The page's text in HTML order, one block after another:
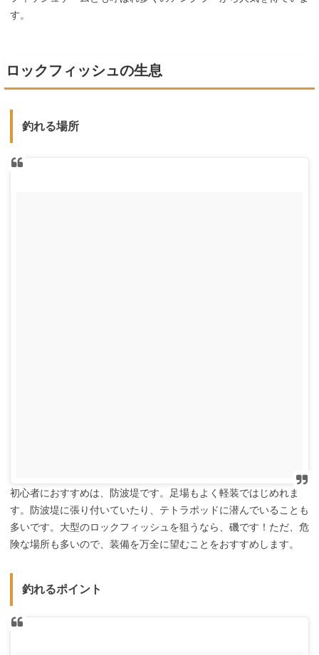
す。
ロックフィッシュの生息
釣れる場所
初心者におすすめは、防波堤です。足場もよく軽装ではじめれま
す。防波堤に張り付いていたり、テトラポッドに潜んでいることも
多いです。大型のロックフィッシュを狙うなら、磯です！ただ、危
険な場所も多いので、装備を万全に望むことをおすすめします。
釣れるポイント